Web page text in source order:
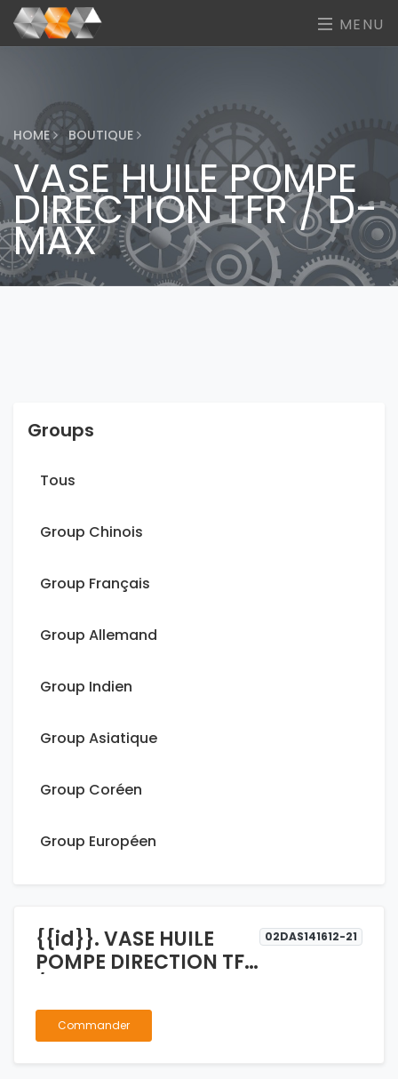
MENU
HOME BOUTIQUE
VASE HUILE POMPE
DIRECTION TFR / D-
MAX
Groups
Tous
Group Chinois
Group Français
Group Allemand
Group Indien
Group Asiatique
Group Coréen
Group Européen
{{id}}. VASE HUILE
POMPE DIRECTION TFR
02DAS141612-21
Commander